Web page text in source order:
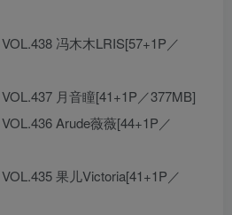
冯木木LRIS[57+1P／
月音瞳[41+1P／377MB]
Arude薇薇[44+1P／
果儿Victoria[41+1P／